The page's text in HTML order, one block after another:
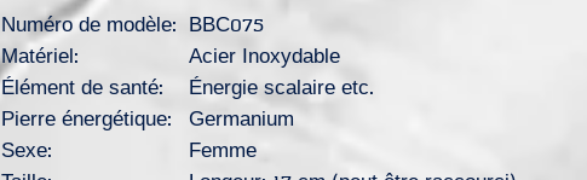
Numéro de modèle: BBC075
Matériel:
Acier Inoxydable
Élément de santé:
Énergie scalaire etc.
Pierre énergétique:
Germanium
Sexe:
Femme